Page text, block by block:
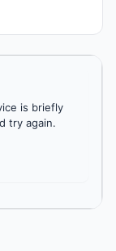
is briefly
try again.